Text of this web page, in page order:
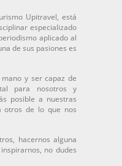
Upitravel, está
especializado
aplicado al
de sus pasiones es
y ser capaz de
para nosotros y
posible a nuestras
otros de lo que nos
hacernos alguna
no dudes